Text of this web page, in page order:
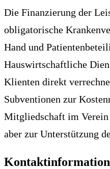
Die Finanzierung der
obligatorische
Hand und
Hauswirtschaftliche
Klienten direkt
Subventionen zur
Mitgliedschaft im
aber zur Unterstützung